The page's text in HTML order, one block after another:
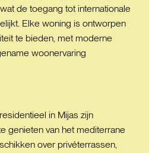
de toegang tot internationale
Elke woning is ontworpen
te bieden, met moderne
woonervaring
in Mijas zijn
genieten van het mediterrane
over privéterrassen,